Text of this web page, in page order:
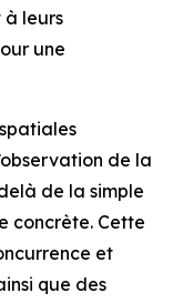
leurs
une
de la
de la simple
concrète. Cette
et
que des